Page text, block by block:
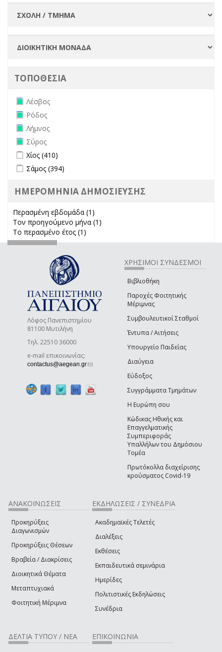
ΤΟΠΟΘΕΣΙΑ
Remove Λέσβος filter
Λέσβος
Remove Ρόδος filter
Ρόδος
Remove Λήμνος filter
Λήμνος
Remove Σύρος filter
Σύρος
Apply Χίος filter
Χίος (410)
Apply Σάμος filter
Σάμος (394)
ΗΜΕΡΟΜΗΝΙΑ ΔΗΜΟΣΙΕΥΣΗΣ
Περασμένη εβδομάδα (1)
Τον προηγούμενο μήνα (1)
Το περασμένο έτος (1)
Λόφος Πανεπιστημίου
81100 Μυτιλήνη
Τηλ. 22510 36000
e-mail επικοινωνίας:
contactus@aegean.gr(link sends e-mail)
ΧΡΗΣΙΜΟΙ ΣΥΝΔΕΣΜΟΙ
Βιβλιοθήκη
Παροχές Φοιτητικής
Μέριμνας
Συμβουλευτικοί Σταθμοί
Έντυπα / Αιτήσεις
Υπουργείο Παιδείας
Διαύγεια
Εύδοξος
Συγγράμματα Τμημάτων
Η Ευρώπη σου
Κώδικας Ηθικής και
Επαγγελματικής
Συμπεριφοράς
Υπαλλήλων του Δημόσιου
Τομέα
Πρωτόκολλα διαχείρισης
κρούσματος Covid-19
ΑΝΑΚΟΙΝΩΣΕΙΣ
Προκηρύξεις
Διαγωνισμών
Προκηρύξεις Θέσεων
Βραβεία / Διακρίσεις
Διοικητικά Θέματα
Μεταπτυχιακά
Φοιτητική Μέριμνα
ΕΚΔΗΛΩΣΕΙΣ / ΣΥΝΕΔΡΙΑ
Ακαδημαϊκές Τελετές
Διαλέξεις
Εκθέσεις
Εκπαιδευτικά σεμινάρια
Ημερίδες
Πολιτιστικές Εκδηλώσεις
Συνέδρια
ΔΕΛΤΙΑ ΤΥΠΟΥ / ΝΕΑ ΕΠΙΚΟΙΝΩΝΙΑ